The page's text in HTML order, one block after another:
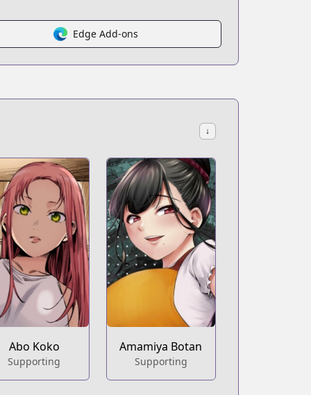
Edge Add-ons
↓
Abo Koko
Supporting
Amamiya Botan
Supporting